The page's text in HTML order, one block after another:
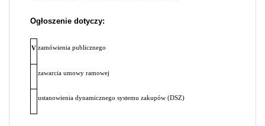
Ogłoszenie dotyczy:
V zamówienia publicznego
zawarcia umowy ramowej
ustanowienia dynamicznego systemu zakupów (DSZ)